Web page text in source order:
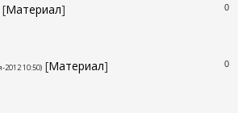
0
[Материал]
0
2012 10:50) [Материал]